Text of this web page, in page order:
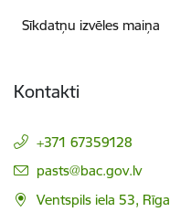
Sīkdatņu izvēles maiņa
Kontakti
+371 67359128
E-pasts:
pasts@bac.gov.lv
Ventspils iela 53,